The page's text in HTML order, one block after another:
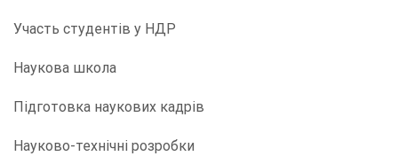
Участь студентів у НДР
Наукова школа
Підготовка наукових кадрів
Науково-технічні розробки